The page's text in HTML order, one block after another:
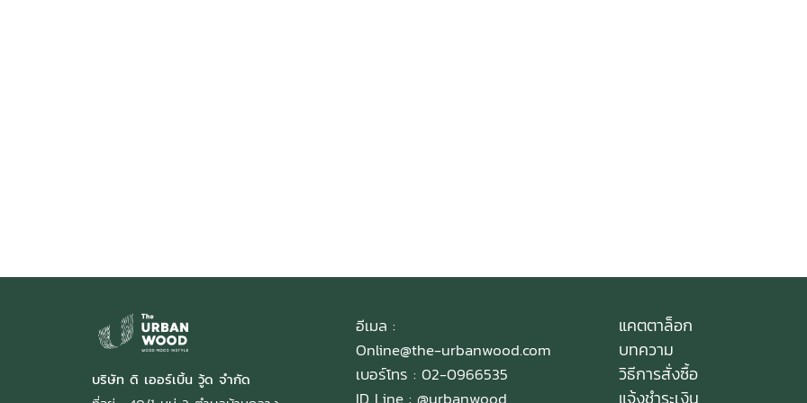
บริษัท ดิ เออร์เบิ้น วู้ด จำกัด
อีเมล :
Online@the-urbanwood.com
เบอร์โทร : 02-0966535
แคตตาล็อก
บทความ
วิธีการสั่งซื้อ
แจ้งชำระเงิน